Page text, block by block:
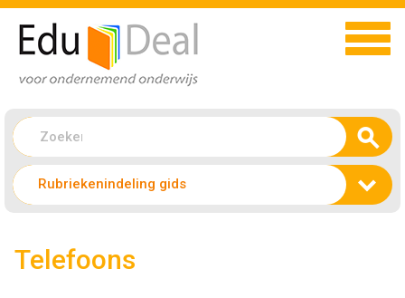
Rubriekenindeling gids
Telefoons